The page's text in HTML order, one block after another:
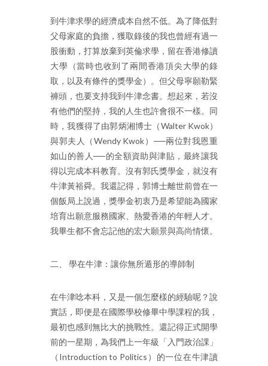
到牛津求學的經濟成本自然不低。為了降低對
父母家庭的負擔，獲取錄後的我也曾經有過一
股衝動，打算放棄到英倫求學，留在香港修讀
大學（當時也收到了兩間香港頂尖大學的錄
取，以及有條件的獎學金）。但父母寧願勒緊
褲頭，也要支持我到牛津念書。想起來，若沒
有他們的堅持，我的人生也許會很不一樣。同
時，我獲得了由郭炳湘博士（Walter Kwok）
與郭夫人（Wendy Kwok）──兩位對我恩重
如山的善人──的全額資助與津貼，最終讓我
得以完成本科教育。沒有郭氏獎學金，就沒有
牛津黃裕舜。我還記得，郭博士離世前曾在一
個飯局上說過，獎學金初衷乃是希望能為國家
培育出願意服務國家、熱愛香港的年輕人才。
我畢生都不會忘記他的宏大願景與高尚情懷。
二、 學在牛津：讓你無所遁形的導師制
在牛津唸本科，又是一個怎麼樣的經驗呢？說
實話，即便是在國際學校修畢中學課程的我，
最初也感到無比大的挑戰性。還記得正式開學
前的一星期，為我們上一年級「入門政治課」
（Introduction to Politics）的一位在牛津讀